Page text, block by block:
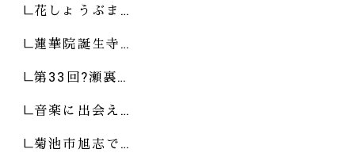
花しょうぶま…
蓮華院誕生寺…
第33回?瀬裏…
音楽に出会え…
菊池市旭志で…